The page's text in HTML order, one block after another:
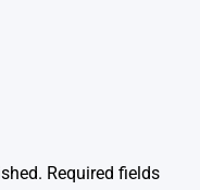
Required fields